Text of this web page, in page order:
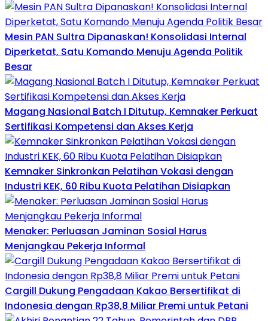
Mesin PAN Sultra Dipanaskan! Konsolidasi Internal
Diperketat, Satu Komando Menuju Agenda Politik
Besar
Magang Nasional Batch I Ditutup, Kemnaker Perkuat
Sertifikasi Kompetensi dan Akses Kerja
Kemnaker Sinkronkan Pelatihan Vokasi dengan
Industri KEK, 60 Ribu Kuota Pelatihan Disiapkan
Menaker: Perluasan Jaminan Sosial Harus
Menjangkau Pekerja Informal
Cargill Dukung Pengadaan Kakao Bersertifikat di
Indonesia dengan Rp38,8 Miliar Premi untuk Petani